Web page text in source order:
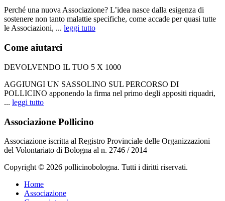
Perché una nuova Associazione? L’idea nasce dalla esigenza di
sostenere non tanto malattie specifiche, come accade per quasi tutte
le Associazioni, ... leggi tutto
Come aiutarci
DEVOLVENDO IL TUO 5 X 1000
AGGIUNGI UN SASSOLINO SUL PERCORSO DI
POLLICINO apponendo la firma nel primo degli appositi riquadri,
... leggi tutto
Associazione Pollicino
Associazione iscritta al Registro Provinciale delle Organizzazioni
del Volontariato di Bologna al n. 2746 / 2014
Copyright © 2026 pollicinobologna. Tutti i diritti riservati.
Home
Associazione